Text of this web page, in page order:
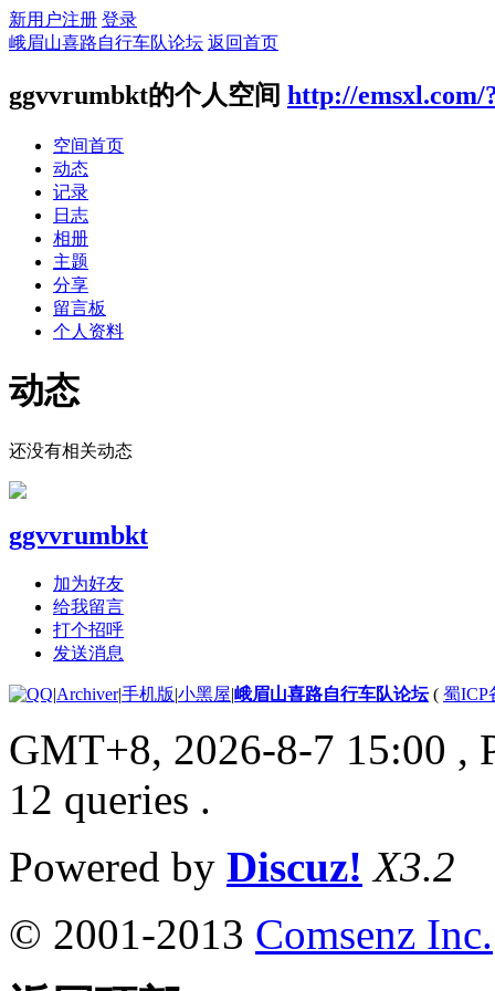
新用户注册 登录
峨眉山喜路自行车队论坛 返回首页
ggvvrumbkt的个人空间 http://emsxl.com/
空间首页
动态
记录
日志
相册
主题
分享
留言板
个人资料
动态
还没有相关动态
ggvvrumbkt
加为好友
给我留言
打个招呼
发送消息
|Archiver|手机版|小黑屋|峨眉山喜路自行车队论坛( 蜀ICP
GMT+8, 2026-8-7 15:00 ,
12 queries .
Powered by Discuz! X3.2
© 2001-2013 Comsenz Inc.